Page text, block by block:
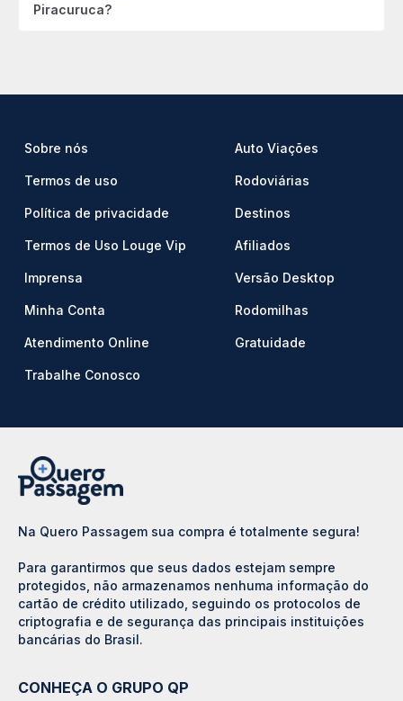
Piracuruca?
Sobre nós
Termos de uso
Política de privacidade
Termos de Uso Louge Vip
Imprensa
Minha Conta
Atendimento Online
Trabalhe Conosco
Auto Viações
Rodoviárias
Destinos
Afiliados
Versão Desktop
Rodomilhas
Gratuidade
Na Quero Passagem sua compra é totalmente segura!
Para garantirmos que seus dados estejam sempre
protegidos, não armazenamos nenhuma informação do
cartão de crédito utilizado, seguindo os protocolos de
criptografia e de segurança das principais instituições
bancárias do Brasil.
CONHEÇA O GRUPO QP